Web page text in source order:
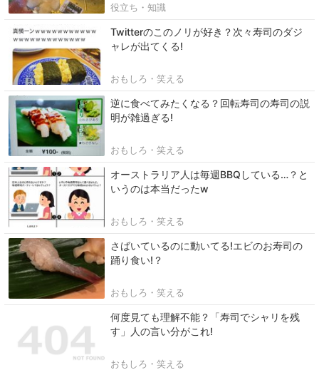
役立ち・知識
Twitterのこのノリが好き？次々寿司のダジ
ャレが出てくる!
おもしろ・笑える
逆に食べてみたくなる？回転寿司の寿司の説
明が雑過ぎる!
おもしろ・笑える
オーストラリア人は毎週BBQしている…？と
いうのは本当だったw
おもしろ・笑える
さばいているのに動いてる!エビのお寿司の
踊り食い!？
おもしろ・笑える
何度見ても理解不能？「寿司でシャリを残
す」人の言い分がこれ!
おもしろ・笑える